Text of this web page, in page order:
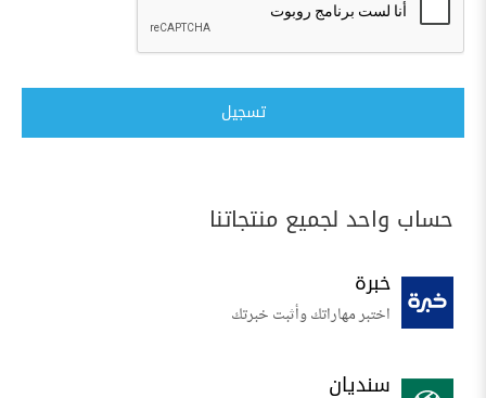
تسجيل
حساب واحد لجميع منتجاتنا
خبرة
اختبر مهاراتك وأثبت خبرتك
سنديان